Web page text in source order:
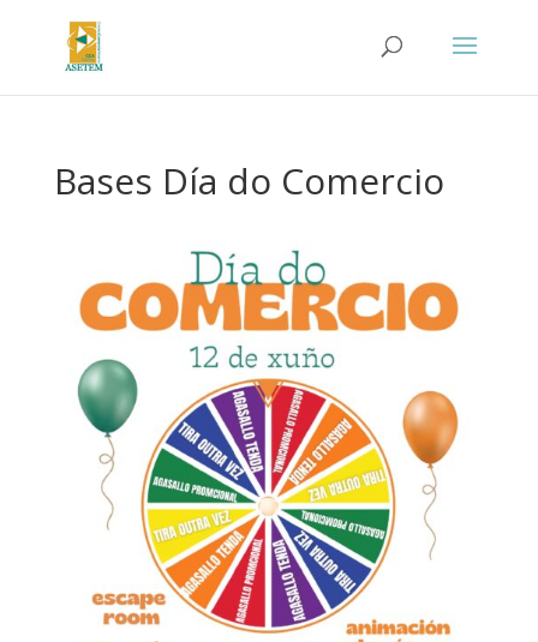
Bases Día do Comercio